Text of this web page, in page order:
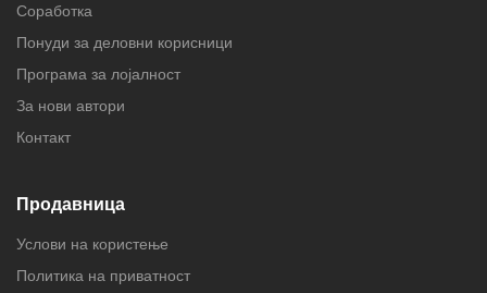
Соработка
Понуди за деловни корисници
Програма за лојалност
За нови автори
Контакт
Продавница
Услови на користење
Политика на приватност